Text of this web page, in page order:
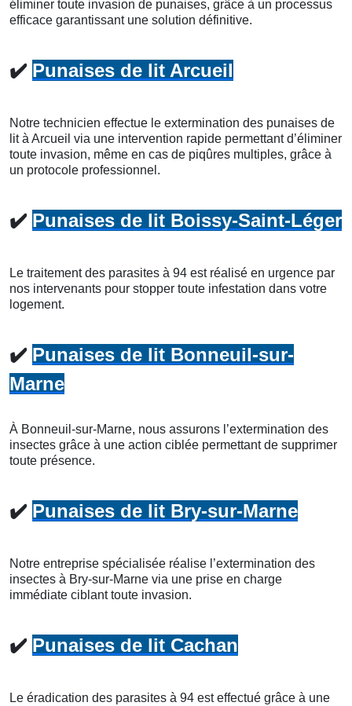
éliminer toute invasion de punaises, grâce à un processus
efficace garantissant une solution définitive.
✔️ Punaises de lit Arcueil
Notre technicien effectue le extermination des punaises de
lit à Arcueil via une intervention rapide permettant d’éliminer
toute invasion, même en cas de piqûres multiples, grâce à
un protocole professionnel.
✔️ Punaises de lit Boissy-Saint-Léger
Le traitement des parasites à 94 est réalisé en urgence par
nos intervenants pour stopper toute infestation dans votre
logement.
✔️ Punaises de lit Bonneuil-sur-
Marne
À Bonneuil-sur-Marne, nous assurons l’extermination des
insectes grâce à une action ciblée permettant de supprimer
toute présence.
✔️ Punaises de lit Bry-sur-Marne
Notre entreprise spécialisée réalise l’extermination des
insectes à Bry-sur-Marne via une prise en charge
immédiate ciblant toute invasion.
✔️ Punaises de lit Cachan
Le éradication des parasites à 94 est effectué grâce à une